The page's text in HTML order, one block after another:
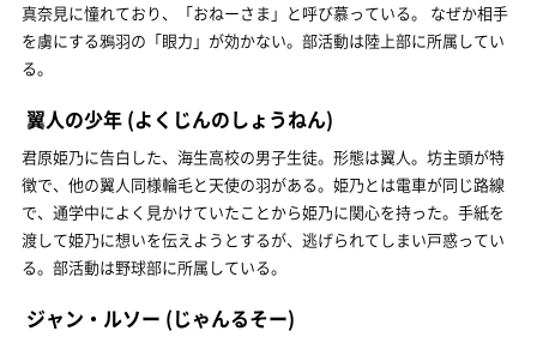
真奈見に憧れており、「おねーさま」と呼び慕っている。 なぜか相手
を虜にする鴉羽の「眼力」が効かない。部活動は陸上部に所属してい
る。
翼人の少年 (よくじんのしょうねん)
君原姫乃に告白した、海生高校の男子生徒。形態は翼人。坊主頭が特
徴で、他の翼人同様輪毛と天使の羽がある。姫乃とは電車が同じ路線
で、通学中によく見かけていたことから姫乃に関心を持った。手紙を
渡して姫乃に想いを伝えようとするが、逃げられてしまい戸惑ってい
る。部活動は野球部に所属している。
ジャン・ルソー (じゃんるそー)